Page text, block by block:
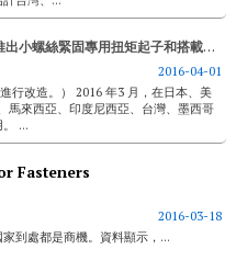
日本東日製作所推出小螺絲緊固專用扭矩起子和搭載二次緊固檢測功能的扭矩扳手
2016-04-01
行改造。） 2016 年3 月，在日本、美
馬來西亞、印度尼西亞、台灣、墨西哥
...
Fasteners
2016-03-18
到處都是商機。資料顯示，...